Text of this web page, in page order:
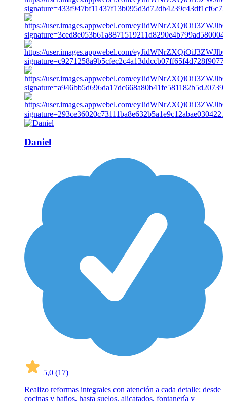
Daniel
5,0 (17)
Realizo reformas integrales con atención a cada detalle: desde
cocinas y baños, hasta suelos, alicatados, fontanería y